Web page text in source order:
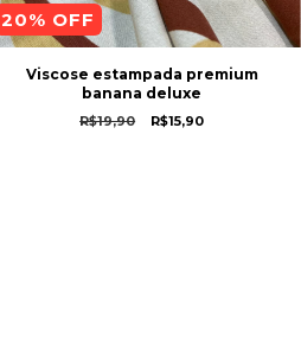
20% OFF
Viscose estampada premium
banana deluxe
R$19,90 R$15,90